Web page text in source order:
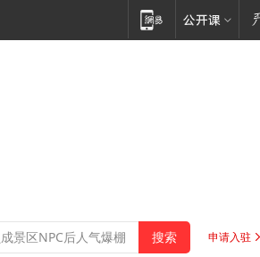
申请入驻